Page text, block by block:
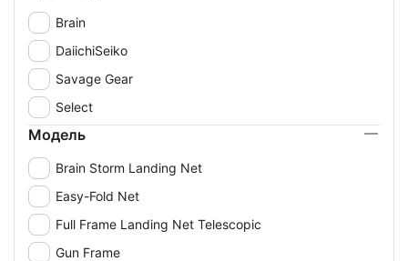
Brain
DaiichiSeiko
Savage Gear
Select
Модель
Brain Storm Landing Net
Easy-Fold Net
Full Frame Landing Net Telescopic
Gun Frame